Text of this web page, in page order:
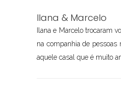
Ilana & Marcelo
Ilana e Marcelo trocaram
na companhia de pessoas
aquele casal que é muito